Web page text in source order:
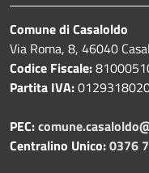
Comune di Casaloldo
Via Roma, 8, 46040
Codice Fiscale:
Partita IVA:
PEC:
Centralino Unico:0376